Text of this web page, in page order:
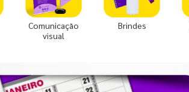
Comunicação
visual
Brindes